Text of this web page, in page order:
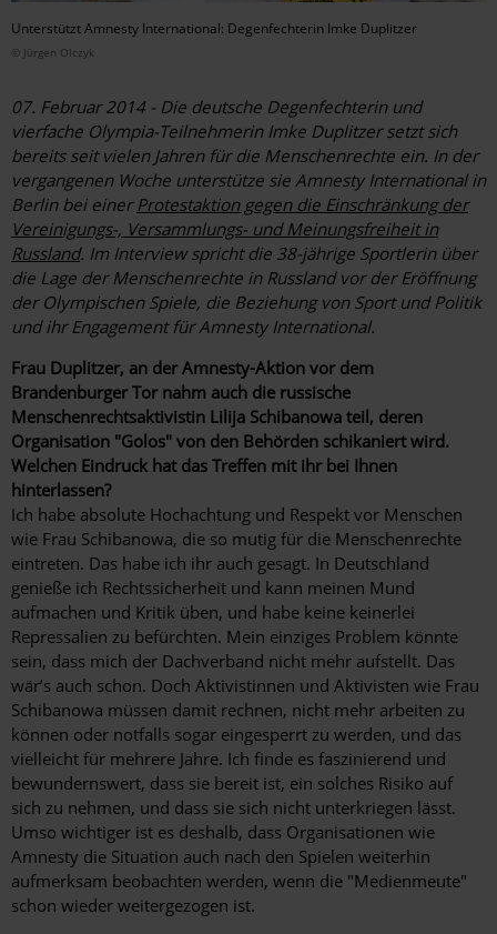
Unterstützt Amnesty International: Degenfechterin Imke Duplitzer
© Jürgen Olczyk
07. Februar 2014 - Die deutsche Degenfechterin und
vierfache Olympia-Teilnehmerin Imke Duplitzer setzt sich
bereits seit vielen Jahren für die Menschenrechte ein. In der
vergangenen Woche unterstütze sie Amnesty International in
Berlin bei einerProtestaktion gegen die Einschränkung der
Vereinigungs-, Versammlungs- und Meinungsfreiheit in
Russland. Im Interview spricht die 38-jährige Sportlerin über
die Lage der Menschenrechte in Russland vor der Eröffnung
der Olympischen Spiele, die Beziehung von Sport und Politik
und ihr Engagement für Amnesty International.
Frau Duplitzer, an der Amnesty-Aktion vor dem
Brandenburger Tor nahm auch die russische
Menschenrechtsaktivistin Lilija Schibanowa teil, deren
Organisation "Golos" von den Behörden schikaniert wird.
Welchen Eindruck hat das Treffen mit ihr bei Ihnen
hinterlassen?
Ich habe absolute Hochachtung und Respekt vor Menschen
wie Frau Schibanowa, die so mutig für die Menschenrechte
eintreten. Das habe ich ihr auch gesagt. In Deutschland
genieße ich Rechtssicherheit und kann meinen Mund
aufmachen und Kritik üben, und habe keine keinerlei
Repressalien zu befürchten. Mein einziges Problem könnte
sein, dass mich der Dachverband nicht mehr aufstellt. Das
wär’s auch schon. Doch Aktivistinnen und Aktivisten wie Frau
Schibanowa müssen damit rechnen, nicht mehr arbeiten zu
können oder notfalls sogar eingesperrt zu werden, und das
vielleicht für mehrere Jahre. Ich finde es faszinierend und
bewundernswert, dass sie bereit ist, ein solches Risiko auf
sich zu nehmen, und dass sie sich nicht unterkriegen lässt.
Umso wichtiger ist es deshalb, dass Organisationen wie
Amnesty die Situation auch nach den Spielen weiterhin
aufmerksam beobachten werden, wenn die "Medienmeute"
schon wieder weitergezogen ist.